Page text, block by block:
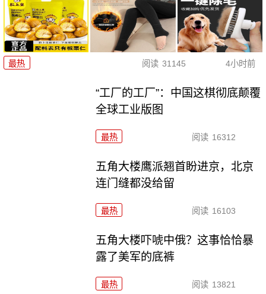
最热 阅读 31145 4小时前
“工厂的工厂”：中国这棋彻底颠覆
全球工业版图
最热 阅读 16312
五角大楼鹰派翘首盼进京，北京
连门缝都没给留
最热 阅读 16103
五角大楼吓唬中俄？这事恰恰暴
露了美军的底裤
最热 阅读 13821